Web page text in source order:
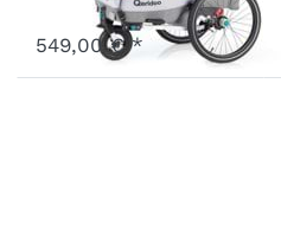
Vergriffen
549,00 € *